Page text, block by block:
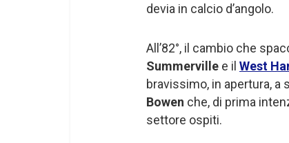
devia in calcio d’angolo.
All’82°, il cambio che
Summerville e il West
bravissimo, in apertura, a
Bowen che, di prima
settore ospiti.